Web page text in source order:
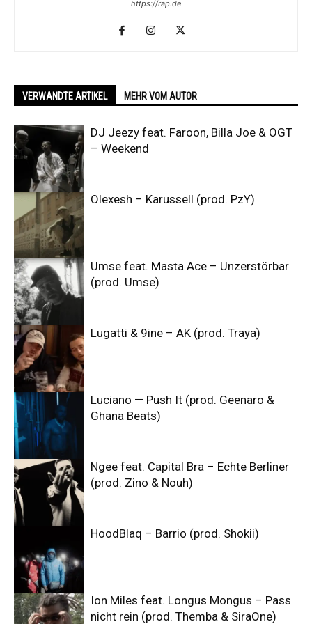
https://rap.de
VERWANDTE ARTIKEL MEHR VOM AUTOR
DJ Jeezy feat. Faroon, Billa Joe & OGT
– Weekend
Olexesh – Karussell (prod. PzY)
Umse feat. Masta Ace – Unzerstörbar
(prod. Umse)
Lugatti & 9ine – AK (prod. Traya)
Luciano — Push It (prod. Geenaro &
Ghana Beats)
Ngee feat. Capital Bra – Echte Berliner
(prod. Zino & Nouh)
HoodBlaq – Barrio (prod. Shokii)
Ion Miles feat. Longus Mongus – Pass
nicht rein (prod. Themba & SiraOne)